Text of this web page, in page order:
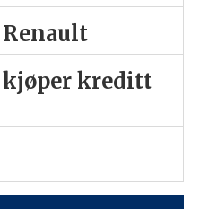
kjøper kreditt